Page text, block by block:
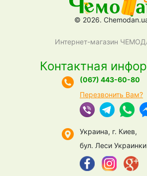
© 2026.
Интернет-магазин
Контактная
(067) 443-60-80
Перезвонить Вам?
Украина, г. Киев,
бул. Леси